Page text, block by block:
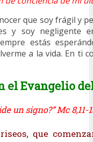
que soy frágil y
y soy negligente
estás
a la vida. En ti
el Evangelio
un signo?” Mc 8,11-
que